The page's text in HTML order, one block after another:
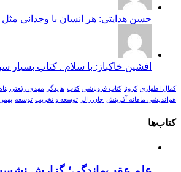
حسن هدایتی: هر انسان با وجدانی مثل
افشین خاکباز: با سلام . کتاب
کمال اطهاری کرونا کتاب فروپاشی کتاب هایدگر مهدی رفعتی
هم‌اندیشی ماهانه آفرینش جان رالز توسعه و تخریب توسعه
کتاب‌ها